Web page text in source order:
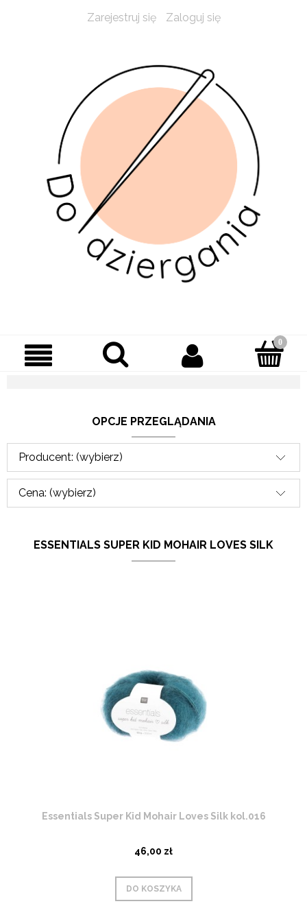
Zarejestruj się Zaloguj się
OPCJE PRZEGLĄDANIA
Producent: (wybierz)
Cena: (wybierz)
ESSENTIALS SUPER KID MOHAIR LOVES SILK
Essentials Super Kid Mohair Loves Silk kol.016
46,00 zł
DO KOSZYKA